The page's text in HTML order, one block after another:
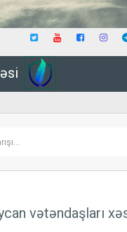
vətəndaşları